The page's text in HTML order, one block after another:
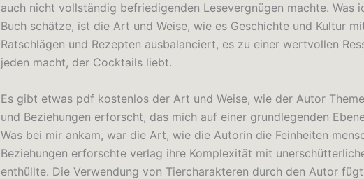
auch nicht vollständig befriedigenden Lesevergnügen machte. Was
Buch schätze, ist die Art und Weise, wie es Geschichte und Kultur
Ratschlägen und Rezepten ausbalanciert, es zu einer wertvollen
jeden macht, der Cocktails liebt.
Es gibt etwas pdf kostenlos der Art und Weise, wie der Autor
und Beziehungen erforscht, das mich auf einer grundlegenden
Was bei mir ankam, war die Art, wie die Autorin die Feinheiten
Beziehungen erforschte verlag ihre Komplexität mit
enthüllte. Die Verwendung von Tiercharakteren durch den Autor